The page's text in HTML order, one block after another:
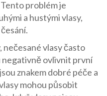
problém je
a hustými vlasy,
vlasy často
negativně ovlivnit první
znakem dobré péče a
mohou působit